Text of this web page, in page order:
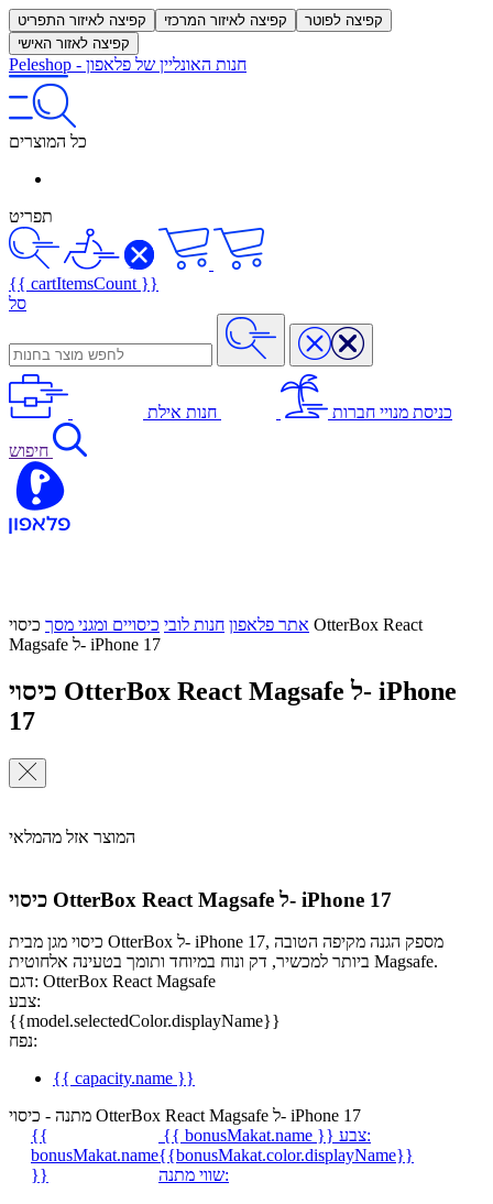
קפיצה לאיזור התפריט קפיצה לאיזור המרכזי
קפיצה לפוטר
קפיצה לאזור האישי
Peleshop - חנות האונליין של פלאפון
כל המוצרים
תפריט
{{ cartItemsCount }}
סל
כניסת מנויי חברות חנות אילת
חיפוש
אתר פלאפון חנות לובי כיסויים ומגני מסך כיסוי OtterBox React
Magsafe ל- iPhone 17
כיסוי OtterBox React Magsafe ל- iPhone
17
המוצר אזל מהמלאי
כיסוי OtterBox React Magsafe ל- iPhone 17
כיסוי מגן מבית OtterBox ל- iPhone 17, מספק הגנה מקיפה הטובה
ביותר למכשיר, דק ונוח במיוחד ותומך בטעינה אלחוטית Magsafe.
דגם: OtterBox React Magsafe
צבע:
{{model.selectedColor.displayName}}
נפח:
{{ capacity.name }}
מתנה - כיסוי OtterBox React Magsafe ל- iPhone 17
{{
bonusMakat.name
}}
{{ bonusMakat.name }}
צבע:
{{bonusMakat.color.displayName}}
שווי מתנה: